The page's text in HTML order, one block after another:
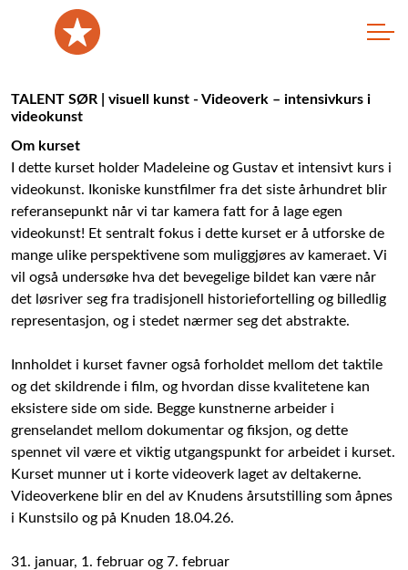
TALENT SØR | visuell kunst - Videoverk – intensivkurs i
videokunst
Om kurset
I dette kurset holder Madeleine og Gustav et intensivt kurs i
videokunst. Ikoniske kunstfilmer fra det siste århundret blir
referansepunkt når vi tar kamera fatt for å lage egen
videokunst! Et sentralt fokus i dette kurset er å utforske de
mange ulike perspektivene som muliggjøres av kameraet. Vi
vil også undersøke hva det bevegelige bildet kan være når
det løsriver seg fra tradisjonell historiefortelling og billedlig
representasjon, og i stedet nærmer seg det abstrakte.
Innholdet i kurset favner også forholdet mellom det taktile
og det skildrende i film, og hvordan disse kvalitetene kan
eksistere side om side. Begge kunstnerne arbeider i
grenselandet mellom dokumentar og fiksjon, og dette
spennet vil være et viktig utgangspunkt for arbeidet i kurset.
Kurset munner ut i korte videoverk laget av deltakerne.
Videoverkene blir en del av Knudens årsutstilling som åpnes
i Kunstsilo og på Knuden 18.04.26.
31. januar, 1. februar og 7. februar